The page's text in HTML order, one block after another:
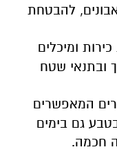
להבטחת
ומיכלים
ובתנאי שטח
המאפשרים
גם בימים
חכמה.